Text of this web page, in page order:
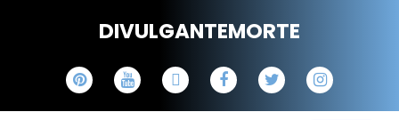
DIVULGANTEMORTE